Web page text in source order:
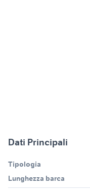
Dati Principali
Tipologia
Lunghezza barca